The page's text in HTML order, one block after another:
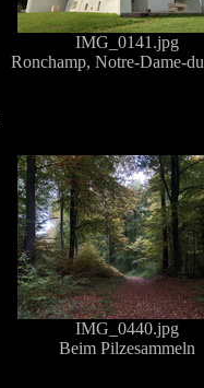
IMG_0141.jpg
Ronchamp, Notre-Dame-
IMG_0440.jpg
Beim Pilzesammeln